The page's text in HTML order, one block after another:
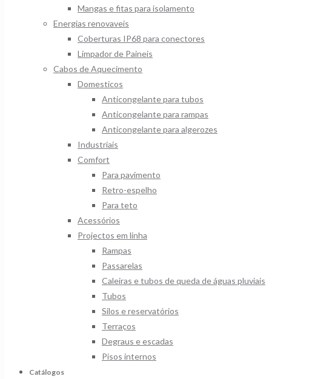
Mangas e fitas para isolamento
Energias renovaveis
Coberturas IP68 para conectores
Limpador de Paineis
Cabos de Aquecimento
Domesticos
Anticongelante para tubos
Anticongelante para rampas
Anticongelante para algerozes
Industriais
Comfort
Para pavimento
Retro-espelho
Para teto
Acessórios
Projectos em linha
Rampas
Passarelas
Caleiras e tubos de queda de águas pluviais
Tubos
Silos e reservatórios
Terraços
Degraus e escadas
Pisos internos
Catálogos